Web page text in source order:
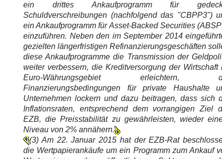
ein drittes Ankaufprogramm für
Schuldverschreibungen (nachfolgend das "CBPP3")
ein Ankaufprogramm für Asset-Backed Securities
einzuführen. Neben den im September 2014
gezielten längerfristigen Refinanzierungsgeschäften
diese Ankaufprogramme die Transmission der
weiter verbessern, die Kreditversorgung der Wirtschaft
Euro-Währungsgebiet erleichtern,
Finanzierungsbedingungen für private Haushalte
Unternehmen lockern und dazu beitragen, dass sich
Inflationsraten, entsprechend dem vorrangigen Ziel
EZB, die Preisstabilität zu gewährleisten, wieder
Niveau von 2% annähern.
(3) Am 22. Januar 2015 hat der EZB-Rat
die Wertpapierankäufe um ein Programm zum Ankauf